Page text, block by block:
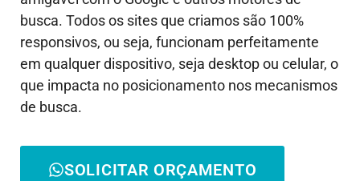
busca. Todos os sites que criamos são 100%
responsivos, ou seja, funcionam perfeitamente
em qualquer dispositivo, seja desktop ou celular, o
que impacta no posicionamento nos mecanismos
de busca.
SOLICITAR ORÇAMENTO